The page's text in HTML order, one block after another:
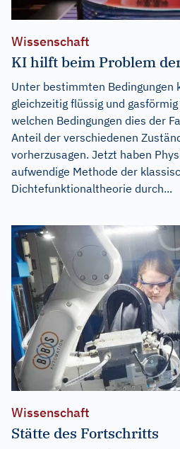
Wissenschaft
KI hilft beim Problem
Unter bestimmten Bedingungen
gleichzeitig flüssig und
welchen Bedingungen dies der
Anteil der verschiedenen
vorherzusagen. Jetzt haben
aufwendige Methode der
Dichtefunktionaltheorie durch...
Wissenschaft
Stätte des Fortschritts